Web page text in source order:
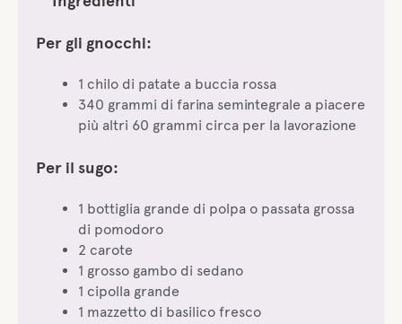
Per gli gnocchi:
1 chilo di patate a buccia rossa
340 grammi di farina semintegrale a piacere
più altri 60 grammi circa per la lavorazione
Per il sugo:
1 bottiglia grande di polpa o passata grossa
di pomodoro
2 carote
1 grosso gambo di sedano
1 cipolla grande
1 mazzetto di basilico fresco